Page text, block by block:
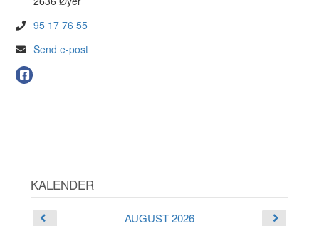
95 17 76 55
Send e-post
KALENDER
AUGUST 2026